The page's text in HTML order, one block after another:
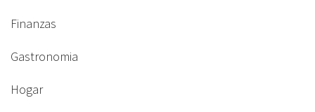
Finanzas
Gastronomia
Hogar